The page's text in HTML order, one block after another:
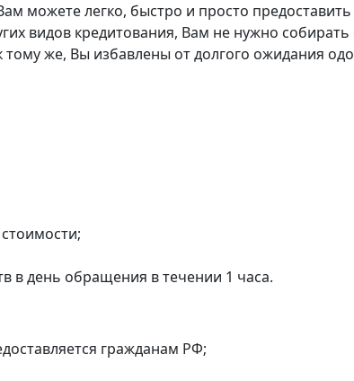
можете легко, быстро и просто
видов кредитования, Вам не нужно
же, Вы избавлены от долгого ожидания
в день обращения в течении 1 часа.
гражданам РФ;